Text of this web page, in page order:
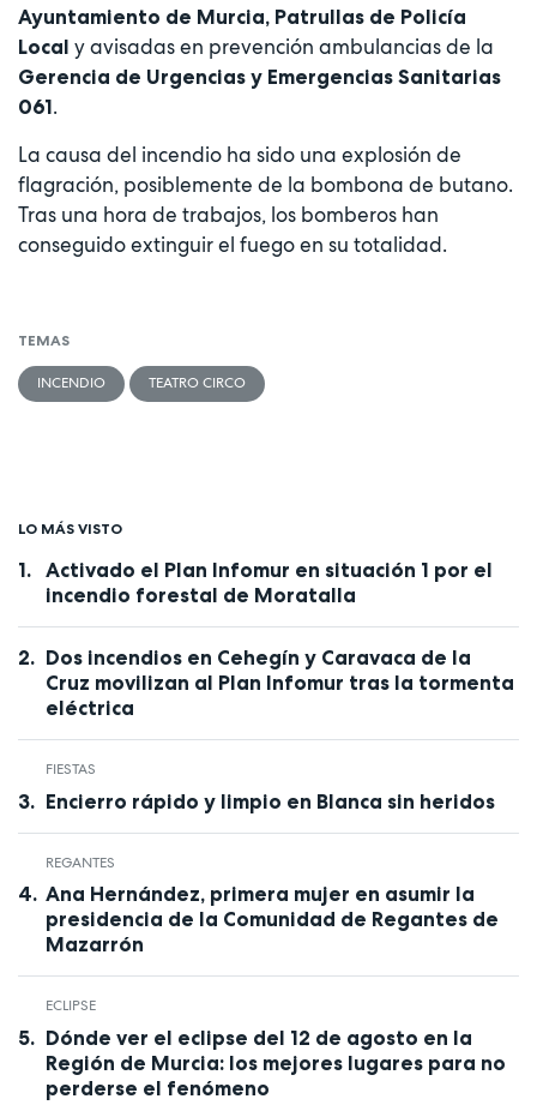
Ayuntamiento de Murcia, Patrullas de Policía
Local y avisadas en prevención ambulancias de la
Gerencia de Urgencias y Emergencias Sanitarias
061.
La causa del incendio ha sido una explosión de
flagración, posiblemente de la bombona de butano.
Tras una hora de trabajos, los bomberos han
conseguido extinguir el fuego en su totalidad.
TEMAS
INCENDIO TEATRO CIRCO
LO MÁS VISTO
Activado el Plan Infomur en situación 1 por el
incendio forestal de Moratalla
Dos incendios en Cehegín y Caravaca de la
Cruz movilizan al Plan Infomur tras la tormenta
eléctrica
FIESTAS
Encierro rápido y limpio en Blanca sin heridos
REGANTES
Ana Hernández, primera mujer en asumir la
presidencia de la Comunidad de Regantes de
Mazarrón
ECLIPSE
Dónde ver el eclipse del 12 de agosto en la
Región de Murcia: los mejores lugares para no
perderse el fenómeno